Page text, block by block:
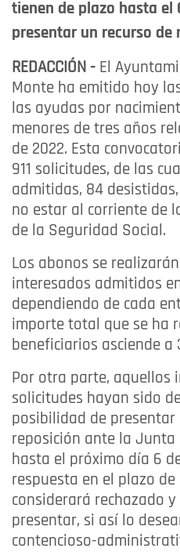
tienen de plazo hasta el
presentar un recurso de
REDACCIÓN - El
Monte ha emitido hoy
las ayudas por
menores de tres años
de 2022. Esta
911 solicitudes, de las
admitidas, 84
no estar al corriente de
de la Seguridad Social.
Los abonos se
interesados admitidos
dependiendo de cada
importe total que se ha
beneficiarios asciende a
Por otra parte, aquellos
solicitudes hayan sido
posibilidad de presentar
reposición ante la Junta
hasta el próximo día 6
respuesta en el plazo de
considerará rechazado
presentar, si así lo
contencioso-